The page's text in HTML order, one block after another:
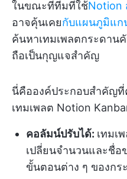
ในขณะที่ทีมที่ใช้Notion
อาจคุ้นเคยกับแผนภูมิแก
ค้นหาเทมเพลตกระดาน
ถือเป็นกุญแจสำคัญ
นี่คือองค์ประกอบสำคัญที่
เทมเพลต Notion
คอลัมน์ปรับได้: เทมเ
เปลี่ยนจำนวนและชื่อ
ขั้นตอนต่าง ๆ ของก